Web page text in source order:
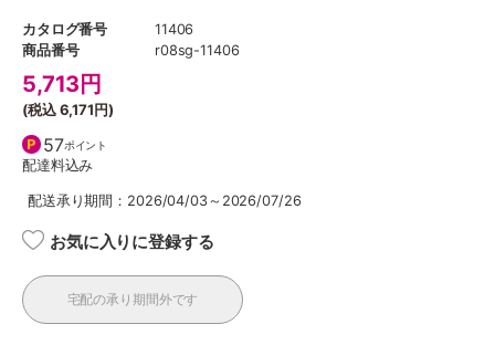
カタログ番号
11406
商品番号
r08sg-11406
5,713 円
(税込6,171円)
57ポイント
配達料込み
配送承り期間：2026/04/03～2026/07/26
お気に入りに登録する
宅配の承り期間外です